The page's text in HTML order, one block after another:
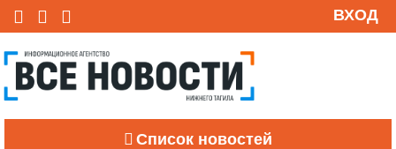
ВХОД
Список новостей